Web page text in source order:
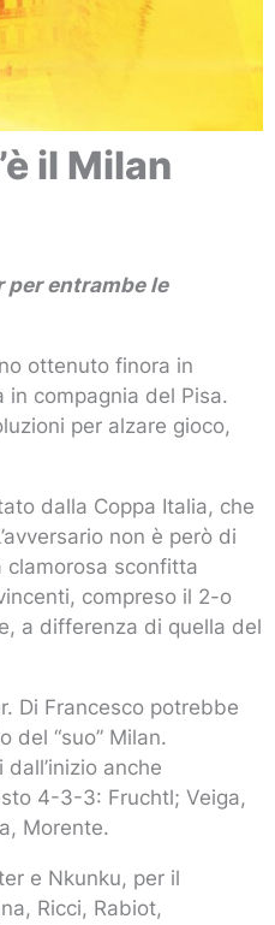
il Milan
per entrambe le
ottenuto finora in
in compagnia del Pisa.
per alzare gioco,
dalla Coppa Italia, che
non è però di
clamorosa sconfitta
compreso il 2-o
a differenza di quella del
Di Francesco potrebbe
del “suo” Milan.
anche
4-3-3: Fruchtl; Veiga,
Morente.
e Nkunku, per il
Ricci, Rabiot,